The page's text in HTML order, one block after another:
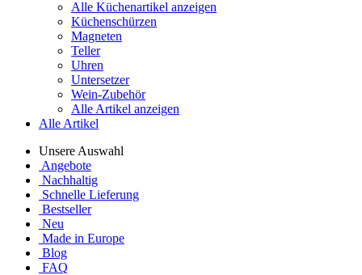
Alle Küchenartikel anzeigen
Küchenschürzen
Magneten
Teller
Uhren
Untersetzer
Wein-Zubehör
Alle Artikel anzeigen
Alle Artikel
Unsere Auswahl
Angebote
Nachhaltig
Schnelle Lieferung
Bestseller
Neu
Made in Europe
Blog
FAQ